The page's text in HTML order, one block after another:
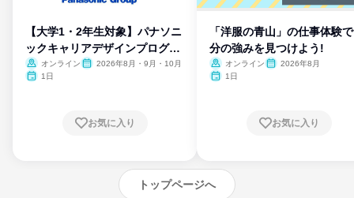
【大学1・2年生対象】パナソニ
ックキャリアデザインプログラ
ム
オンライン
2026年8月・9月・10月
1日
お気に入り
「洋服の青山」の仕事体験
分の強みを見つけよう!
オンライン
2026年8月
1日
お気に入り
トップページへ